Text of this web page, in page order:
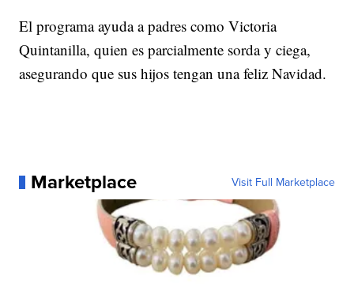
El programa ayuda a padres como Victoria
Quintanilla, quien es parcialmente sorda y ciega,
asegurando que sus hijos tengan una feliz Navidad.
Marketplace Visit Full Marketplace